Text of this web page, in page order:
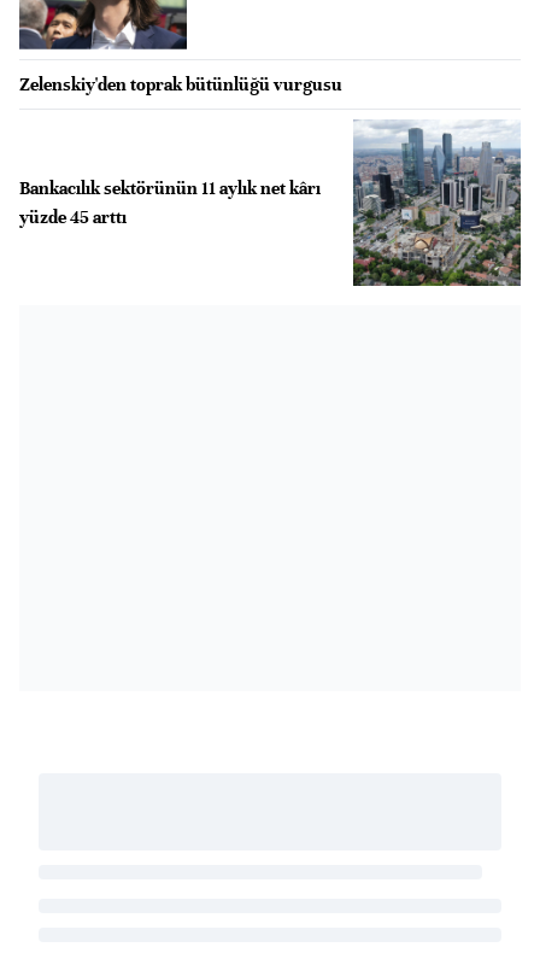
Zelenskiy'den toprak bütünlüğü vurgusu
Bankacılık sektörünün 11 aylık net kârı
yüzde 45 arttı